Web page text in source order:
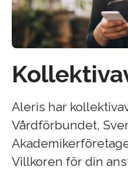
Aleris har
Vårdförbundet,
Villkoren för din